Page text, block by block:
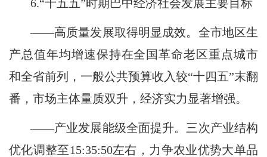
6.“十五五”时期巴中经济社会发展主要目标
——高质量发展取得明显成效。全市地区生
产总值年均增速保持在全国革命老区重点城市
和全省前列，一般公共预算收入较“十四五”末翻
番，市场主体量质双升，经济实力显著增强。
——产业发展能级全面提升。三次产业结构
优化调整至15:35:50左右，力争农业优势大单品